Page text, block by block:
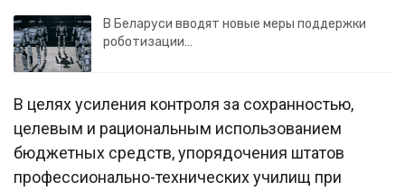
В Беларуси вводят новые меры поддержки
роботизации…
В целях усиления контроля за сохранностью,
целевым и рациональным использованием
бюджетных средств, упорядочения штатов
профессионально-технических училищ при